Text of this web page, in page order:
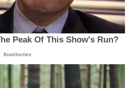
Peak Of This Show's Run?
Brainberries